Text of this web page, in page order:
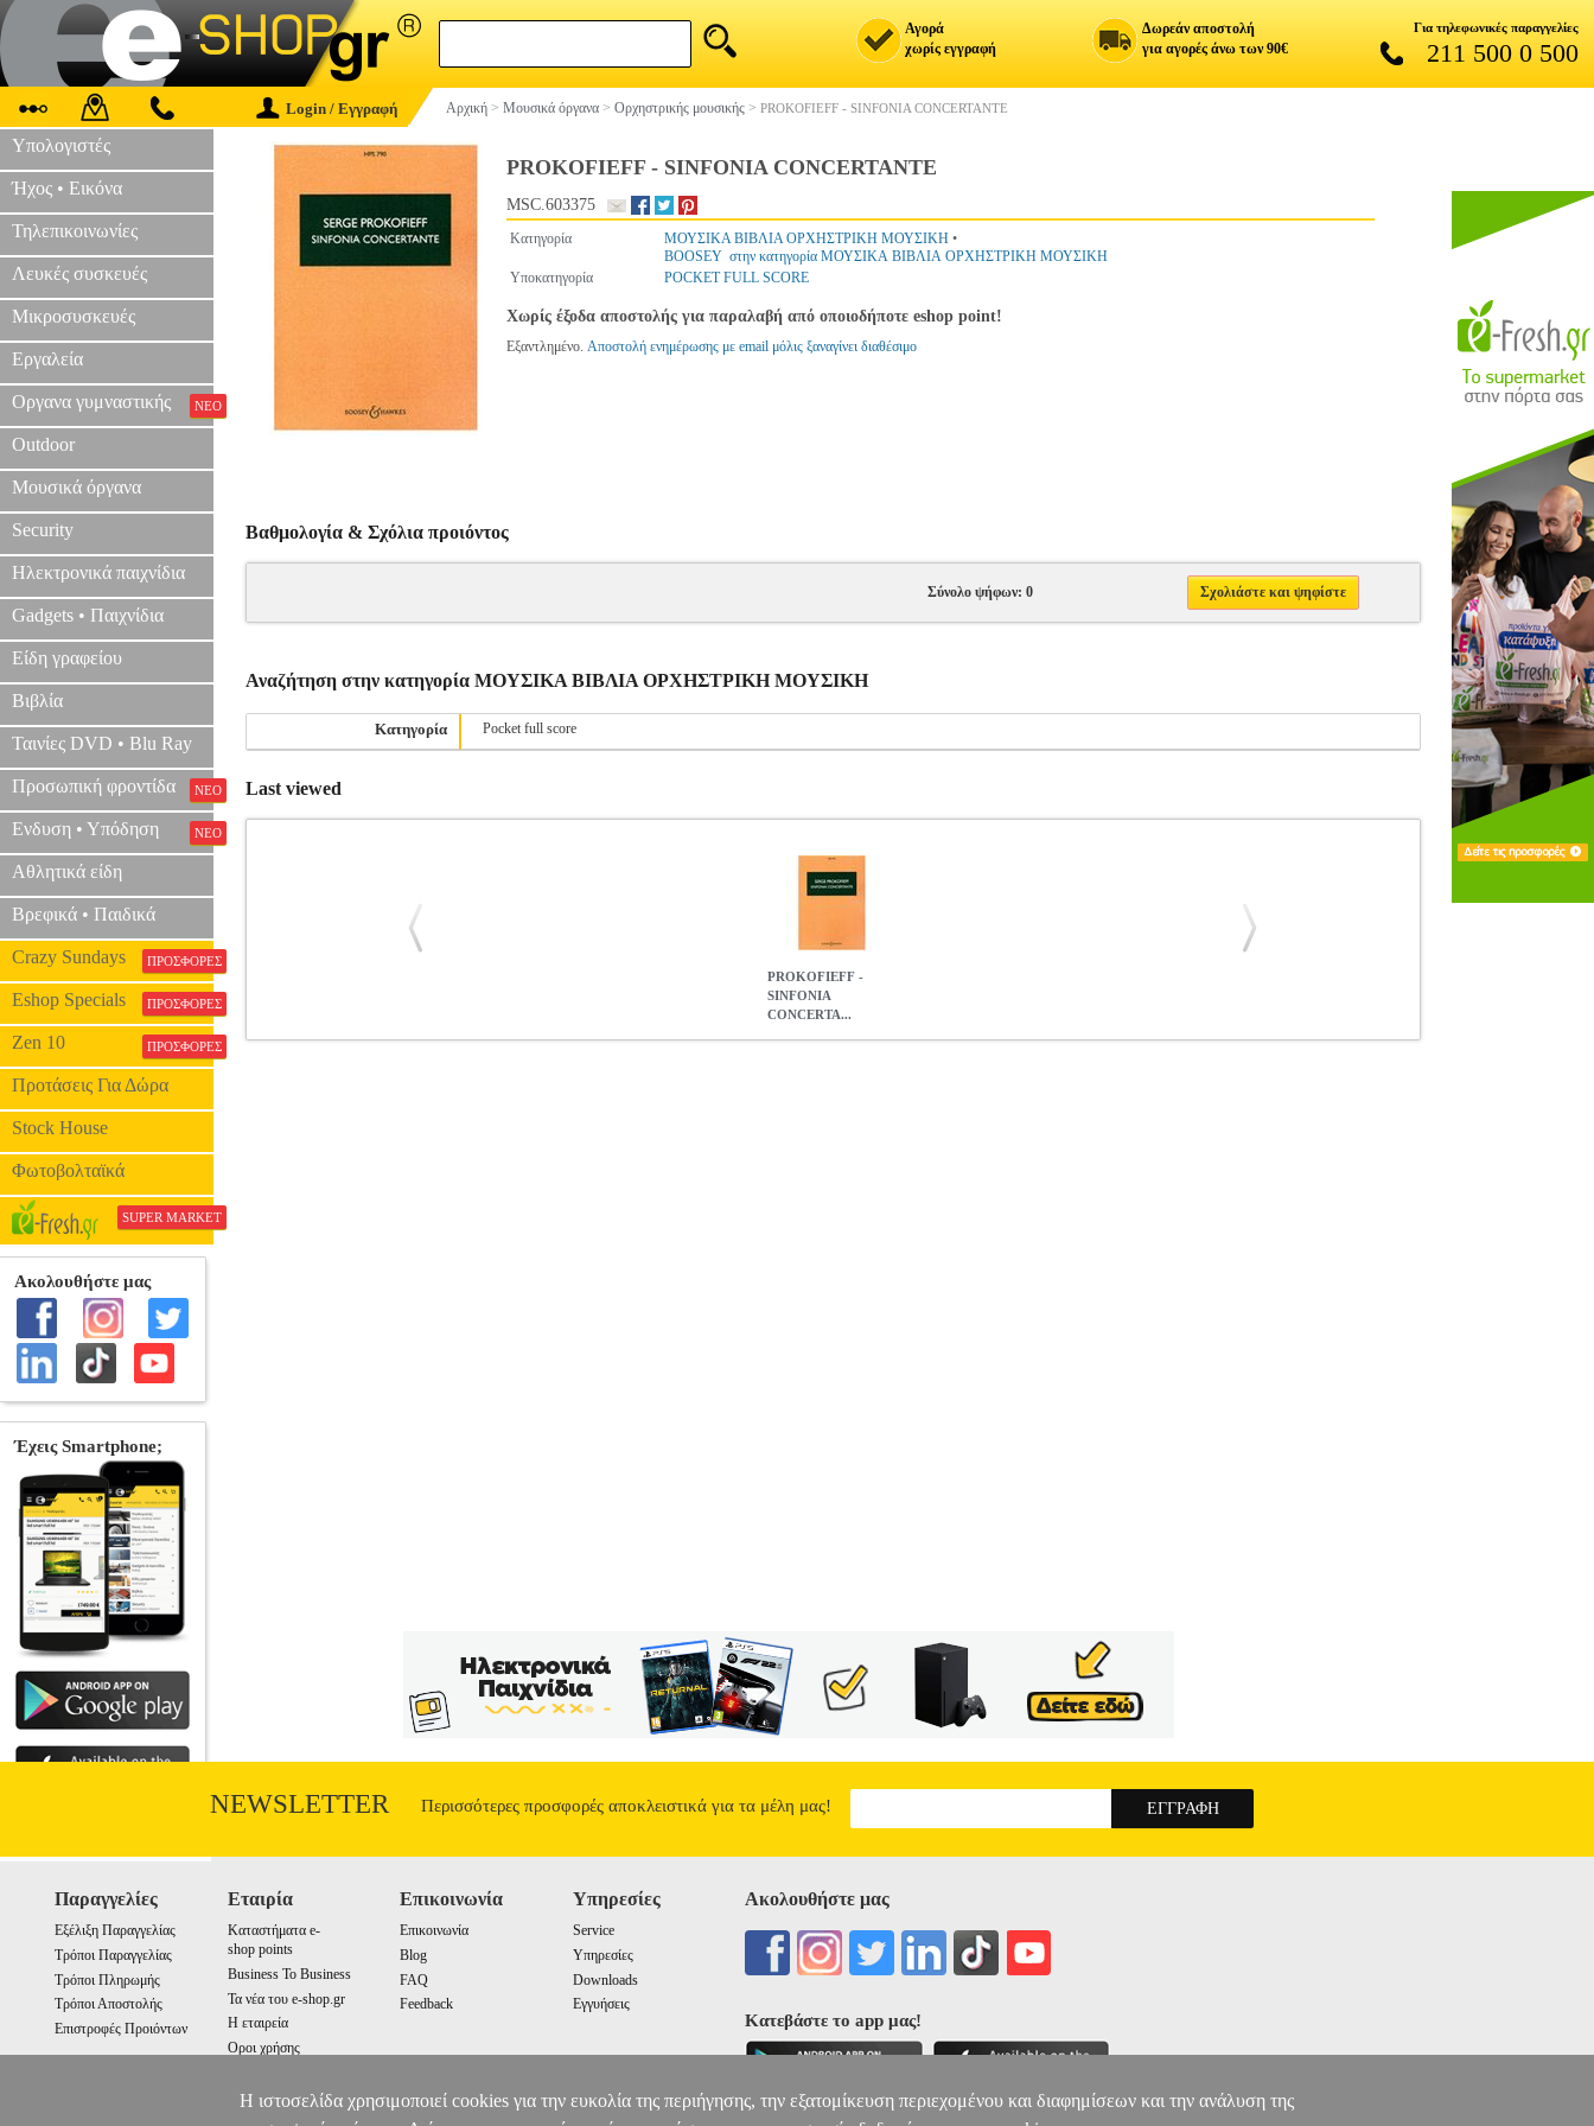
Αγορά
χωρίς εγγραφή
Δωρεάν αποστολή
για αγορές άνω των 90€
Για τηλεφωνικές παραγγελίες
211 500 0 500
Login / Εγγραφή Αρχική > Μουσικά όργανα > Ορχηστρικής μουσικής > PROKOFIEFF - SINFONIA CONCERTANTE
Υπολογιστές
Ήχος • Εικόνα
Τηλεπικοινωνίες
Λευκές συσκευές
Μικροσυσκευές
Εργαλεία
Οργανα γυμναστικής ΝΕΟ
Outdoor
Μουσικά όργανα
Security
Ηλεκτρονικά παιχνίδια
Gadgets • Παιχνίδια
Είδη γραφείου
Βιβλία
Ταινίες DVD • Blu Ray
Προσωπική φροντίδα ΝΕΟ
Ενδυση • Υπόδηση ΝΕΟ
Αθλητικά είδη
Βρεφικά • Παιδικά
Crazy Sundays ΠΡΟΣΦΟΡΕΣ
Eshop Specials ΠΡΟΣΦΟΡΕΣ
Zen 10 ΠΡΟΣΦΟΡΕΣ
Προτάσεις Για Δώρα
Stock House
Φωτοβολταϊκά
SUPER MARKET
PROKOFIEFF - SINFONIA CONCERTANTE
MSC.603375
Κατηγορία ΜΟΥΣΙΚΑ ΒΙΒΛΙΑ ΟΡΧΗΣΤΡΙΚΗ ΜΟΥΣΙΚΗ•
BOOSEY στην κατηγορία ΜΟΥΣΙΚΑ ΒΙΒΛΙΑ ΟΡΧΗΣΤΡΙΚΗ ΜΟΥΣΙΚΗ
Υποκατηγορία
POCKET FULL SCORE
Χωρίς έξοδα αποστολής για παραλαβή από οποιοδήποτε eshop point!
Εξαντλημένο. Αποστολή ενημέρωσης με email μόλις ξαναγίνει διαθέσιμο
Βαθμολογία & Σχόλια προιόντος
Σύνολο ψήφων: 0 Σχολιάστε και ψηφίστε
Αναζήτηση στην κατηγορία ΜΟΥΣΙΚΑ ΒΙΒΛΙΑ ΟΡΧΗΣΤΡΙΚΗ ΜΟΥΣΙΚΗ
Κατηγορία Pocket full score
Last viewed
PROKOFIEFF -
SINFONIA
CONCERTA...
NEWSLETTER Περισσότερες προσφορές αποκλειστικά για τα μέλη μας!
Παραγγελίες
Εξέλιξη Παραγγελίας
Τρόποι Παραγγελίας
Τρόποι Πληρωμής
Τρόποι Αποστολής
Επιστροφές Προιόντων
Εταιρία
Καταστήματα e-
shop points
Business To Business
Τα νέα του e-shop.gr
Η εταιρεία
Οροι χρήσης
Επικοινωνία
Επικοινωνία
Blog
FAQ
Feedback
Υπηρεσίες
Service
Υπηρεσίες
Downloads
Εγγυήσεις
Ακολουθήστε μας
Κατεβάστε το app μας!
Η ιστοσελίδα χρησιμοποιεί cookies για την ευκολία της περιήγησης, την εξατομίκευση περιεχομένου και διαφημίσεων και την ανάλυση της